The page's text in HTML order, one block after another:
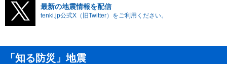
最新の地震情報を配信
tenki.jp公式X（旧Twitter）をご利用ください。
「知る防災」地震